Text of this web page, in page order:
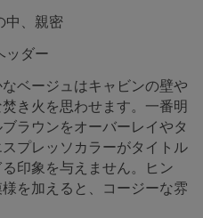
中、親密
ッダー
ベージュはキャビンの壁や
き火を思わせます。一番明
ラウンをオーバーレイやタ
プレッソカラーがタイトル
印象を与えません。ヒン
を加えると、コージーな雰